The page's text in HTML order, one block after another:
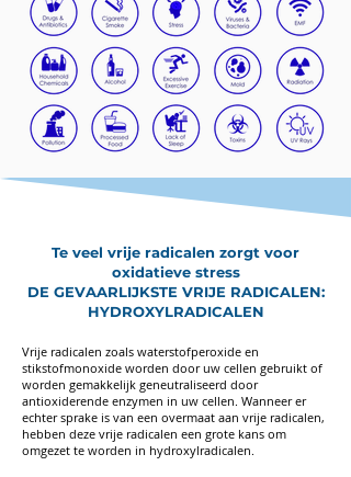
Te veel vrije radicalen zorgt voor
oxidatieve stress
DE GEVAARLIJKSTE VRIJE RADICALEN:
HYDROXYLRADICALEN
Vrije radicalen zoals waterstofperoxide en
stikstofmonoxide worden door uw cellen gebruikt of
worden gemakkelijk geneutraliseerd door
antioxiderende enzymen in uw cellen. Wanneer er
echter sprake is van een overmaat aan vrije radicalen,
hebben deze vrije radicalen een grote kans om
omgezet te worden in hydroxylradicalen.